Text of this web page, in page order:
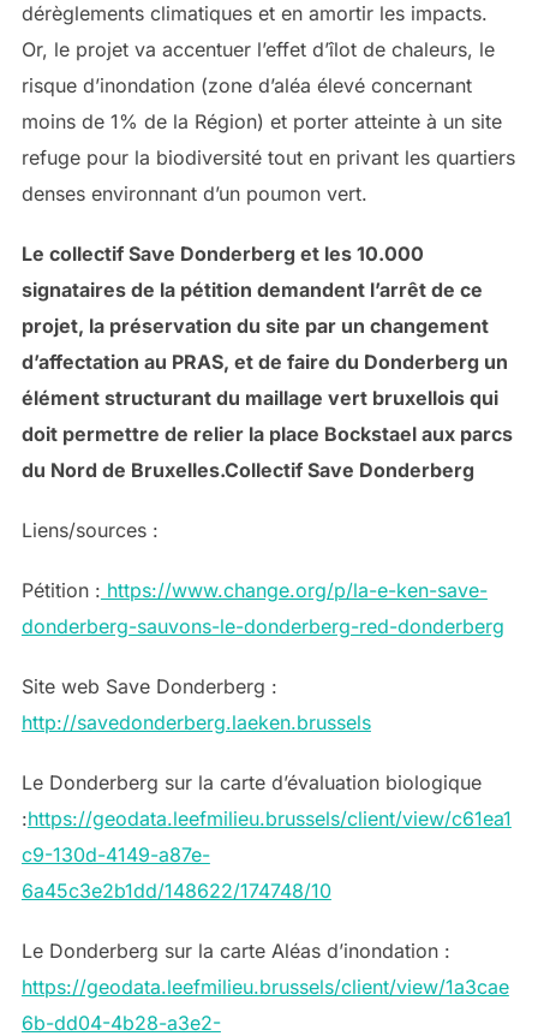
dérèglements climatiques et en amortir les impacts.
Or, le projet va accentuer l’effet d’îlot de chaleurs, le
risque d’inondation (zone d’aléa élevé concernant
moins de 1% de la Région) et porter atteinte à un site
refuge pour la biodiversité tout en privant les quartiers
denses environnant d’un poumon vert.
Le collectif Save Donderberg et les 10.000
signataires de la pétition demandent l’arrêt de ce
projet, la préservation du site par un changement
d’affectation au PRAS, et de faire du Donderberg un
élément structurant du maillage vert bruxellois qui
doit permettre de relier la place Bockstael aux parcs
du Nord de Bruxelles.Collectif Save Donderberg
Liens/sources :
Pétition : https://www.change.org/p/la-e-ken-save-
donderberg-sauvons-le-donderberg-red-donderberg
Site web Save Donderberg :
http://savedonderberg.laeken.brussels
Le Donderberg sur la carte d’évaluation biologique
:https://geodata.leefmilieu.brussels/client/view/c61ea1
c9-130d-4149-a87e-
6a45c3e2b1dd/148622/174748/10
Le Donderberg sur la carte Aléas d’inondation :
https://geodata.leefmilieu.brussels/client/view/1a3cae
6b-dd04-4b28-a3e2-